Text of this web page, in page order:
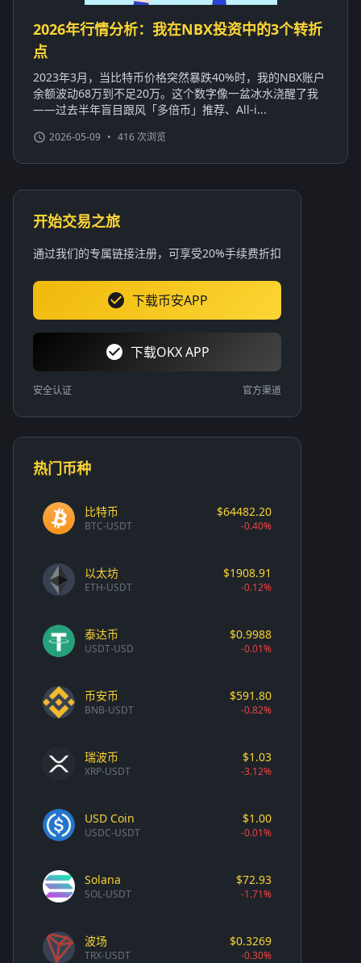
2026年行情分析：我在NBX投资中的3个转折
点
2023年3月，当比特币价格突然暴跌40%时，我的NBX账户
余额波动68万到不足20万。这个数字像一盆冰水浇醒了我
——过去半年盲目跟风「多倍币」推荐、All-i...
2026-05-09 • 416 次浏览
开始交易之旅
通过我们的专属链接注册，可享受20%手续费折扣
下载币安APP
下载OKX APP
安全认证 官方渠道
热门币种
比特币
BTC-USDT
$64482.20
-0.40%
以太坊
ETH-USDT
$1908.91
-0.12%
泰达币
USDT-USD
$0.9988
-0.01%
币安币
BNB-USDT
$591.80
-0.82%
瑞波币
XRP-USDT
$1.03
-3.12%
USD Coin
USDC-USDT
$1.00
-0.01%
Solana
SOL-USDT
$72.93
-1.71%
波场
TRX-USDT
$0.3269
-0.30%